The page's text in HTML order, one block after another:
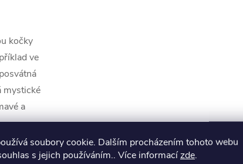
soubory cookie. Dalším procházením tohoto webu
s jejich používáním.. Více informacízde.
kočky
ve
mystické
a